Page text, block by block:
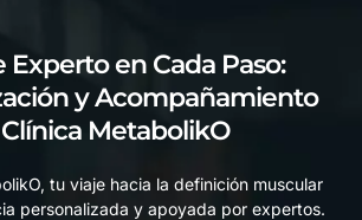
Experto en Cada Paso:
y Acompañamiento
MetabolikO
tu viaje hacia la definición muscular
personalizada y apoyada por expertos.